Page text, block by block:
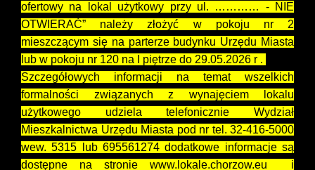
ofertowy na lokal użytkowy przy ul. ………… - NIE
OTWIERAĆ” należy złożyć w pokoju nr 2
mieszczącym się na parterze budynku Urzędu Miasta
lub w pokoju nr 120 na I piętrze do 29.05.2026 r .
Szczegółowych informacji na temat wszelkich
formalności związanych z wynajęciem lokalu
użytkowego udziela telefonicznie Wydział
Mieszkalnictwa Urzędu Miasta pod nr tel. 32-416-5000
wew. 5315 lub 695561274 dodatkowe informacje są
dostępne na stronie www.lokale.chorzow.eu i